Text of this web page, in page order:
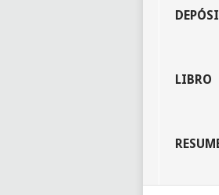
LIBRO